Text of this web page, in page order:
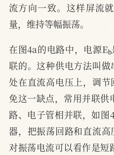
流方向一致。这样屏流
量，维持等幅振荡。
在图4a的电路中，电源E b
联的。这种供电方法叫
处在直流高电压上，调
免这一缺点，常用并联供
路、电子管相并联，如图
器，把振荡回路和直流高
对振荡电流可以看作是